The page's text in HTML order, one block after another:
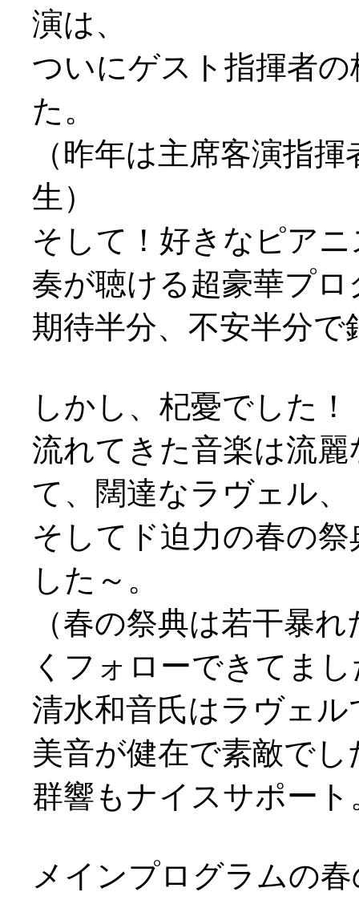
演は、
ついにゲスト指揮者
た。
（昨年は主席客演指
生）
そして！好きなピア
奏が聴ける超豪華プロ
期待半分、不安半分
しかし、杞憂でした！
流れてきた音楽は流
て、闊達なラヴェル、
そしてド迫力の春の
した～。
（春の祭典は若干暴
くフォローできてま
清水和音氏はラヴェ
美音が健在で素敵でし
群響もナイスサポート
メインプログラムの